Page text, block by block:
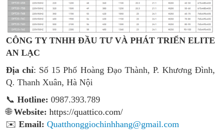
CÔNG TY TNHH ĐẦU TƯ VÀ PHÁT TRIỂN ELITE
AN LẠC
Địa chỉ: Số 15 Phố Hoàng Đạo Thành, P. Khương Đình,
Q. Thanh Xuân, Hà Nội
📞 Hotline: 0987.393.789
🌐Website: https://quattico.com/
✉️ Email: Quatthonggiochinhhang@gmail.com